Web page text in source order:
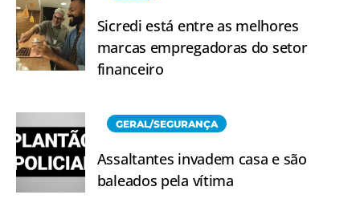
Sicredi está entre as melhores
marcas empregadoras do setor
financeiro
GERAL/SEGURANÇA
Assaltantes invadem casa e são
baleados pela vítima